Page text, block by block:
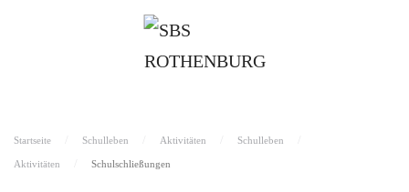
Startseite Schulleben Aktivitäten Schulleben
Aktivitäten Schulschließungen